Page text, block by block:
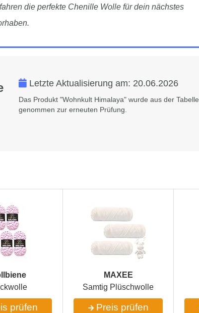
die perfekte Chenille Wolle für dein nächstes
Letzte Aktualisierung am: 20.06.2026
Das Produkt "‎Wohnkult Himalaya" wurde aus der Tabelle
genommen zur erneuten Prüfung.
MAXEE
Samtig Plüschwolle
prüfen Preis prüfen